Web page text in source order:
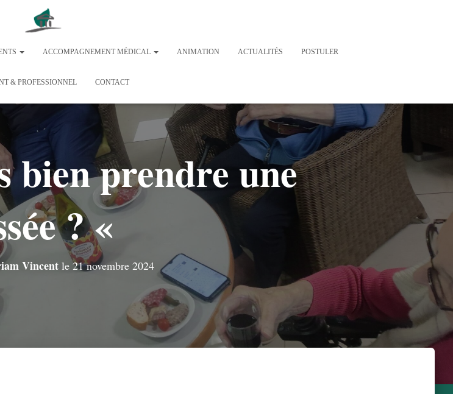
ACCOMPAGNEMENT MÉDICAL ANIMATION ACTUALITÉS POSTULER
& PROFESSIONNEL CONTACT
bien prendre une
? «
Vincent le 21 novembre 2024